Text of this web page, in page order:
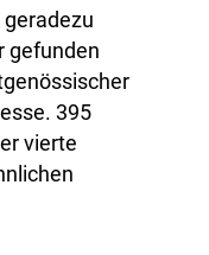
gefunden
395
vierte